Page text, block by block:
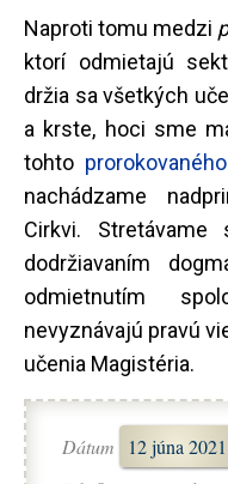
Naproti tomu medzi
ktorí odmietajú
držia sa všetkých
a krste, hoci sme
tohto prorokovaného
nachádzame
Cirkvi.
dodržiavaním
odmietnutím
nevyznávajú pravú
učenia Magistéria.
Dátum
12 júna 2021